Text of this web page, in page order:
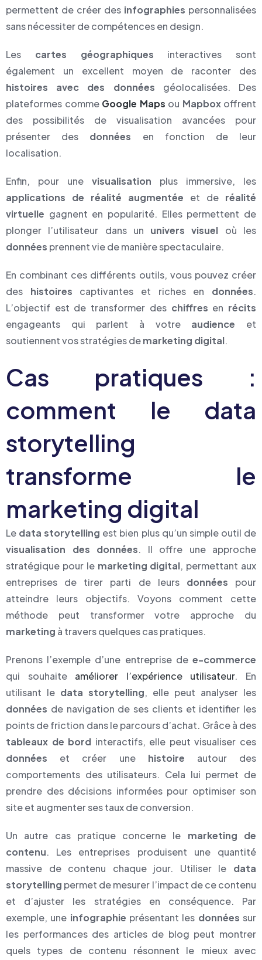
permettent de créer des infographies personnalisées
sans nécessiter de compétences en design.
Les cartes géographiques interactives sont
également un excellent moyen de raconter des
histoires avec des données géolocalisées. Des
plateformes comme Google Maps ou Mapboxoffrent
des possibilités de visualisation avancées pour
présenter des données en fonction de leur
localisation.
Enfin, pour une visualisation plus immersive, les
applications de réalité augmentée et de réalité
virtuelle gagnent en popularité. Elles permettent de
plonger l’utilisateur dans un univers visuel où les
données prennent vie de manière spectaculaire.
En combinant ces différents outils, vous pouvez créer
des histoires captivantes et riches en données.
L’objectif est de transformer des chiffres en récits
engageants qui parlent à votre audience et
soutiennent vos stratégies demarketing digital.
Cas pratiques :
comment le data
storytelling
transforme le
marketing digital
Le data storytelling est bien plus qu’un simple outil de
visualisation des données. Il offre une approche
stratégique pour le marketing digital, permettant aux
entreprises de tirer parti de leurs données pour
atteindre leurs objectifs. Voyons comment cette
méthode peut transformer votre approche du
marketing à travers quelques cas pratiques.
Prenons l’exemple d’une entreprise de e-commerce
qui souhaite améliorer l’expérience utilisateur. En
utilisant le data storytelling, elle peut analyser les
données de navigation de ses clients et identifier les
points de friction dans le parcours d’achat. Grâce à des
tableaux de bord interactifs, elle peut visualiser ces
données et créer une histoire autour des
comportements des utilisateurs. Cela lui permet de
prendre des décisions informées pour optimiser son
site et augmenter ses taux de conversion.
Un autre cas pratique concerne le marketing de
contenu. Les entreprises produisent une quantité
massive de contenu chaque jour. Utiliser le data
storytelling permet de mesurer l’impact de ce contenu
et d’ajuster les stratégies en conséquence. Par
exemple, une infographie présentant les données sur
les performances des articles de blog peut montrer
quels types de contenu résonnent le mieux avec